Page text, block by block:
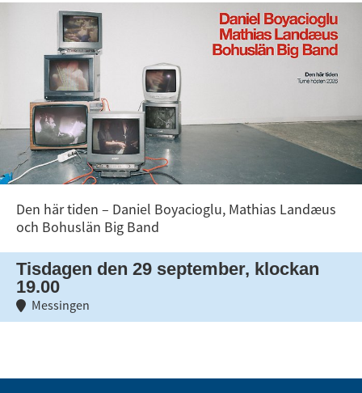
Den här tiden – Daniel Boyacioglu, Mathias Landæus
och Bohuslän Big Band
Tisdagen den 29 september, klockan
19.00
Messingen